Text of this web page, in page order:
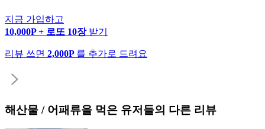
지금 가입하고
10,000P + 로또 10장 받기
리뷰 쓰면 2,000P 를 추가로 드려요
해산물 / 어패류을 먹은 유저들의 다른 리뷰